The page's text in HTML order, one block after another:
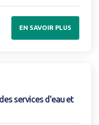
EN SAVOIR PLUS
services d'eau et